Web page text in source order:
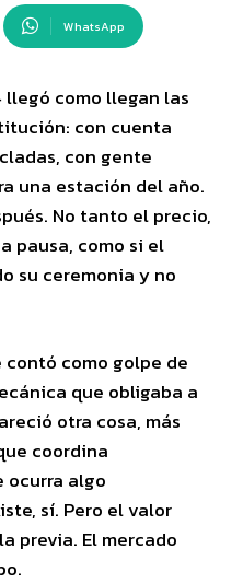
WhatsApp
como llegan las
con cuenta
con gente
una estación del año.
No tanto el precio,
pausa, como si el
su ceremonia y no
como golpe de
que obligaba a
otra cosa, más
coordina
ocurra algo
sí. Pero el valor
previa. El mercado